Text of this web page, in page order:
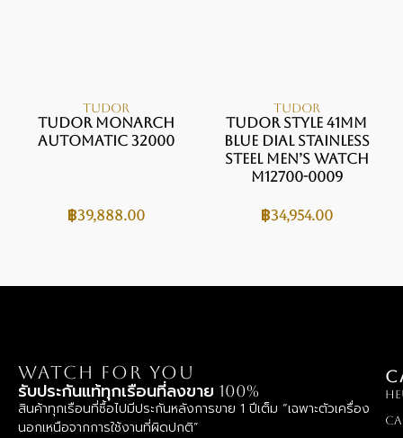
TUDOR
Tudor Monarch
Automatic 32000
฿39,888.00
TUDOR
Tudor Style 41mm
Blue Dial Stainless
Steel Men’s Watch
M12700-0009
฿34,954.00
WATCH FOR YOU
รับประกันแท้ทุกเรือนที่ลงขาย 100%
สินค้าทุกเรือนที่ซื้อไปมีประกันหลังการขาย 1 ปีเต็ม “เฉพาะตัวเครื่อง
นอกเหนือจากการใช้งานที่ผิดปกติ”